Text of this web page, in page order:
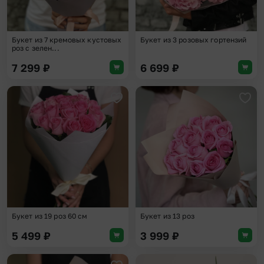
Букет из 7 кремовых кустовых
роз с зелен...
7 299 ₽
Букет из 3 розовых гортензий
6 699 ₽
Букет из 19 роз 60 см
5 499 ₽
Букет из 13 роз
3 999 ₽